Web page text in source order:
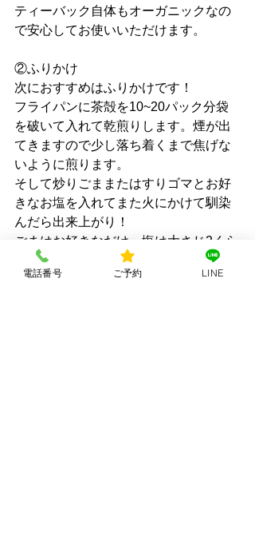
ティーバック自体もオーガニックなの
で安心してお使いいただけます。
②ふりかけ
次におすすめはふりかけです！
フライパンに茶殻を10~20パック分袋
を破いて入れて乾煎りします。煙が出
てきますので少し落ち着くまで焦げな
いように煎ります。
そして炒りごままたはすりゴマとお好
きなお塩を入れてまた火にかけて馴染
んだら出来上がり！
ごまはお好きなだけ。塩は大さじ2くら
いです。
茶殻は食物繊維もたっぷり！ハーブの
電話番号 ご予約 LINE